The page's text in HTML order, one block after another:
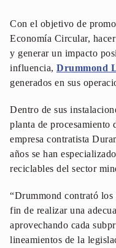
Con el objetivo de
Economía Circular,
y generar un impacto
influencia, Drummond
generados en sus
Dentro de sus
planta de procesamiento
empresa contratista
años se han
reciclables del sector
“Drummond contrató
fin de realizar una
aprovechando cada
lineamientos de la